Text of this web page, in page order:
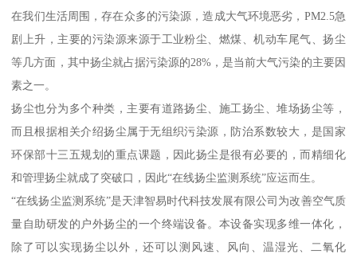
在我们生活周围，存在众多的污染源，造成大气环境恶劣，PM2.5急
剧上升，主要的污染源来源于工业粉尘、燃煤、机动车尾气、扬尘
等几方面，其中扬尘就占据污染源的28%，是当前大气污染的主要因
素之一。
扬尘也分为多个种类，主要有道路扬尘、施工扬尘、堆场扬尘等，
而且根据相关介绍扬尘属于无组织污染源，防治系数较大，是国家
环保部十三五规划的重点课题，因此扬尘是很有必要的，而精细化
和管理扬尘就成了突破口，因此“在线扬尘监测系统”应运而生。
“在线扬尘监测系统”是天津智易时代科技发展有限公司为改善空气质
量自助研发的户外扬尘的一个终端设备。本设备实现多维一体化，
除了可以实现扬尘以外，还可以测风速、风向、温湿光、二氧化